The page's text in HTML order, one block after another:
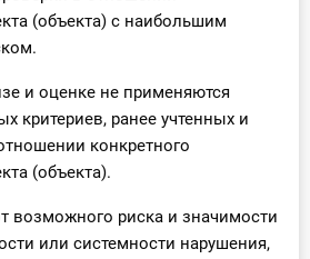
(объекта) с наибольшим
и оценке не применяются
критериев, ранее учтенных и
конкретного
(объекта).
возможного риска и значимости
или системности нарушения,